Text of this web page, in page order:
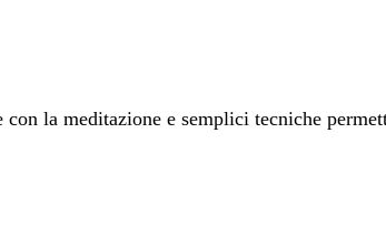
con la meditazione e semplici tecniche